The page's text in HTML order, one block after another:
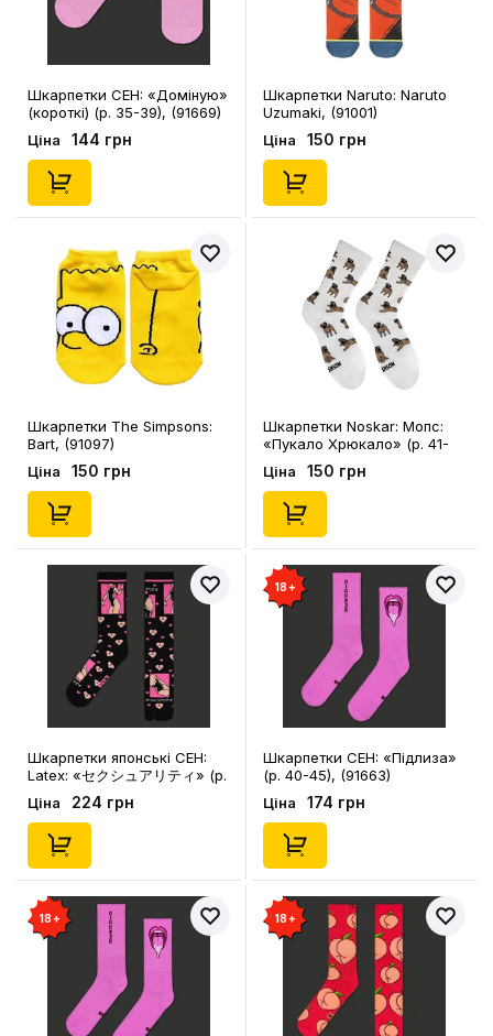
Шкарпетки CEH: «Доміную‎»
(короткі) (р. 35-39), (91669)
Ціна 144 грн
Шкарпетки Naruto: Naruto
Uzumaki, (91001)
Ціна 150 грн
Шкарпетки The Simpsons:
Bart, (91097)
Ціна 150 грн
Шкарпетки Noskar: Мопс:
«‎Пукало Хрюкало» (р. 41-
46), (91668)
Ціна 150 грн
Шкарпетки японські CEH:
Latex: «‎セクシュアリティ» (р.
35-39), (91667)
Ціна 224 грн
18+
Шкарпетки CEH: «‎Підлиза»
(р. 40-45), (91663)
Ціна 174 грн
18+ 18+